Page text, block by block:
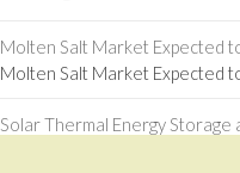
Molten Salt Market Expected
Molten Salt Market Expected
Solar Thermal Energy